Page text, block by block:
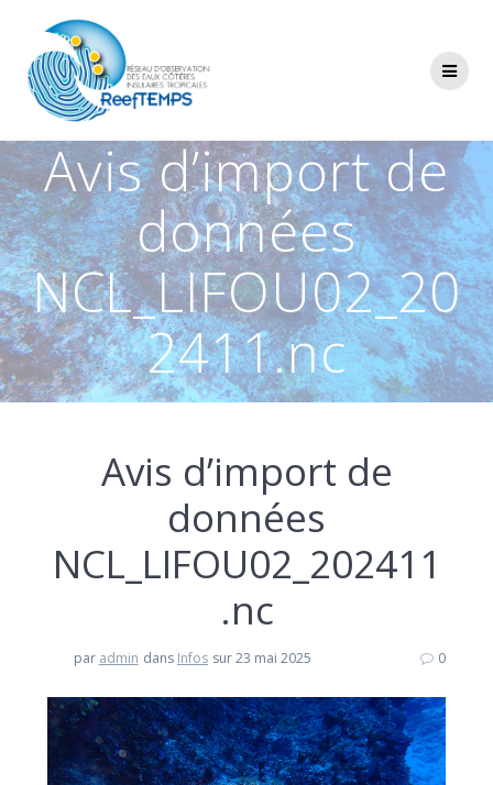
Avis d’import de
données
NCL_LIFOU02_20
2411.nc
Avis d’import de
données
NCL_LIFOU02_202411
.nc
par admin dans Infos sur 23 mai 2025 0